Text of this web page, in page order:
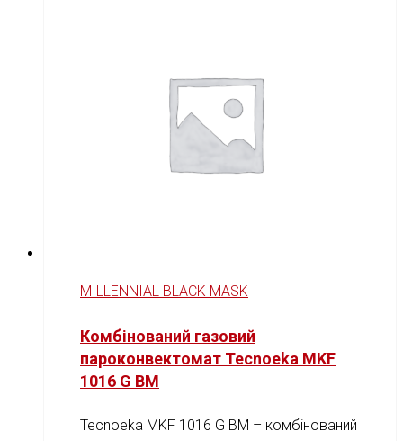
MILLENNIAL BLACK MASK
Комбінований газовий
пароконвектомат Tecnoeka MKF
1016 G BM
Tecnoeka MKF 1016 G BM – комбінований